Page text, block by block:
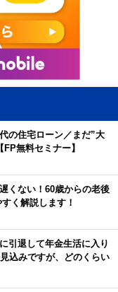
の住宅ローン／まだ”大
無料セミナー】
くない！60歳からの老後
く解説します！
引退して年金生活に入り
込みですが、どのくらい